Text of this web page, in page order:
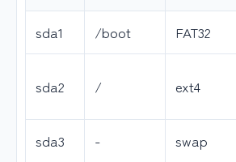
sda1 /boot FAT32
sda2 / ext4
sda3 - swap